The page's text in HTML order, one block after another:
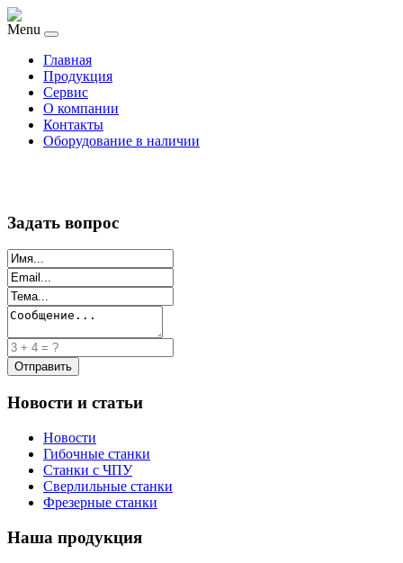
Menu
Главная
Продукция
Сервис
О компании
Контакты
Оборудование в наличии
Задать вопрос
Новости и статьи
Новости
Гибочные станки
Станки с ЧПУ
Сверлильные станки
Фрезерные станки
Наша продукция